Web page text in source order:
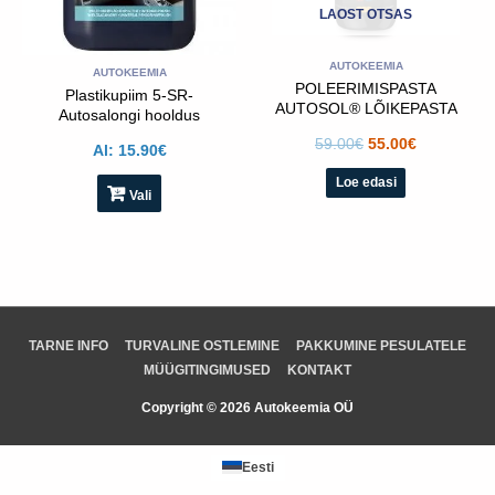
AUTOKEEMIA
Plastikupiim 5-SR-
Autosalongi hooldus
Al: 15.90€
Vali
teha
toote
LAOST OTSAS
AUTOKEEMIA
POLEERIMISPASTA
AUTOSOL® LÕIKEPASTA
PREMIUM
59.00€ 55.00€
Loe edasi
TARNE INFO TURVALINE OSTLEMINE
PAKKUMINE PESULATELE
MÜÜGITINGIMUSED
KONTAKT
Copyright © 2026 Autokeemia OÜ
Eesti